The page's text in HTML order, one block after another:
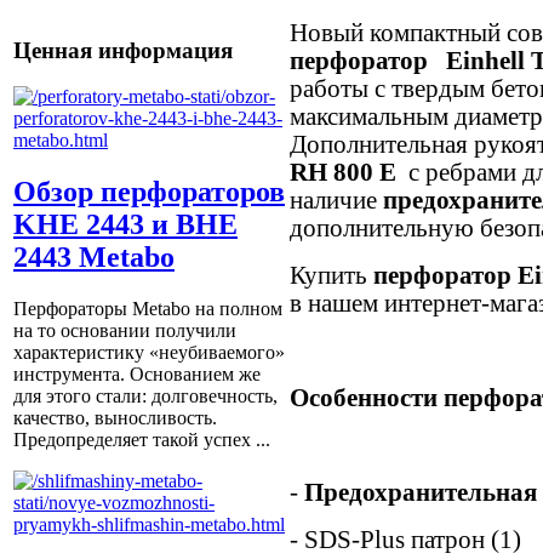
Ценная информация
Обзор перфораторов
KHE 2443 и BHE
2443 Metabo
Перфораторы Metabo на полном
на то основании получили
характеристику «неубиваемого»
инструмента. Основанием же
для этого стали: долговечность,
качество, выносливость.
Предопределяет такой успех ...
Новый компактный
перфоратор
Einhell
работы с твердым
максимальным
Дополнительная
RH 800 E с ребрами
наличие
дополнительную
Купить перфоратор
в нашем интернет-
Особенности
-
- SDS-Plus патрон (1)